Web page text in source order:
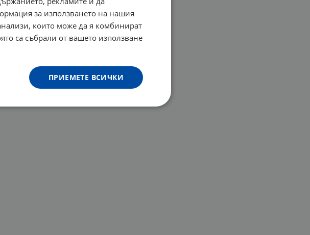
за използването на нашия
които може да я комбинират
са събрали от вашето използване
ПРИЕМЕТЕ ВСИЧКИ